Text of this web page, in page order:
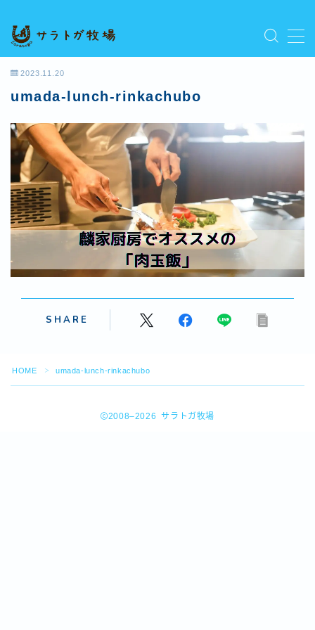
MENU
プライバシーポリシー
利用規約／特定商取引法に基づく表記
新着記事を読む
有料記事の決済完了ページ
運営者情報
2023.11.20
umada-lunch-rinkachubo
SHARE
HOME ＞ umada-lunch-rinkachubo
2008–2026 サラトガ牧場